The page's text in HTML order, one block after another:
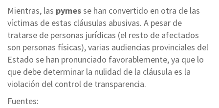
Mientras, las pymesse han convertido en otra de las
víctimas de estas cláusulas abusivas. A pesar de
tratarse de personas jurídicas (el resto de afectados
son personas físicas), varias audiencias provinciales del
Estado se han pronunciado favorablemente, ya que lo
que debe determinar la nulidad de la cláusula es la
violación del control de transparencia.
Fuentes: